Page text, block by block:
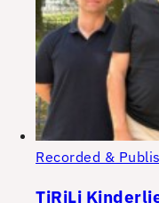
Recorded &
TiRiLi